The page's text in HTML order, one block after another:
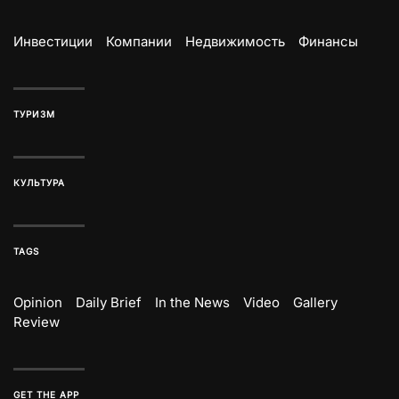
Инвестиции Компании Недвижимость Финансы
ТУРИЗМ
КУЛЬТУРА
TAGS
Opinion Daily Brief In the News Video
Gallery
Review
GET THE APP